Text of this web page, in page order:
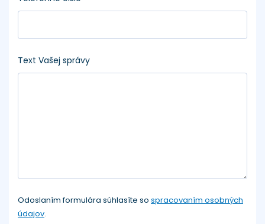
Text Vašej správy
Odoslaním formulára súhlasíte so spracovaním osobných
údajov.